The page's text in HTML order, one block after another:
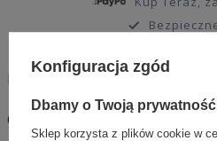
MATERIAŁY I PIELĘGNACJA
OPINIE
Konfiguracja zgód
Dbamy o Twoją prywatność
Sklep korzysta z plików cookie w